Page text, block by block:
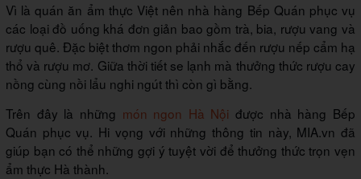
Vì là quán ăn ẩm thực Việt nên nhà hàng Bếp Quán phục vụ
các loại đồ uống khá đơn giản bao gồm trà, bia, rượu vang và
rượu quê. Đặc biệt thơm ngon phải nhắc đến rượu nếp cẩm hạ
thổ và rượu mơ. Giữa thời tiết se lạnh mà thưởng thức rượu cay
nồng cùng nồi lẩu nghi ngút thì còn gì bằng.
Trên đây là những món ngon Hà Nộiđược nhà hàng Bếp
Quán phục vụ. Hi vọng với những thông tin này, MIA.vn đã
giúp bạn có thể những gợi ý tuyệt vời để thưởng thức trọn vẹn
ẩm thực Hà thành.